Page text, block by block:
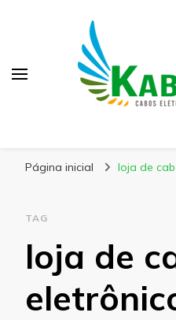
Página inicial loja de
TAG
loja de